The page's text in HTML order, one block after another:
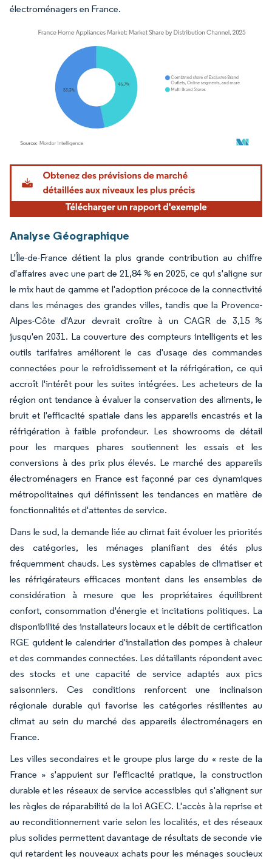
électroménagers en France.
Image © Mordor Intelligence. La réutilisation nécessite une attribution sous CC BY
Analyse Géographique
L'Île-de-France détient la plus grande contribution au chiffre
d'affaires avec une part de 21,84 % en 2025, ce qui s'aligne sur
le mix haut de gamme et l'adoption précoce de la connectivité
dans les ménages des grandes villes, tandis que la Provence-
Alpes-Côte d'Azur devrait croître à un CAGR de 3,15 %
jusqu'en 2031. La couverture des compteurs intelligents et les
outils tarifaires améliorent le cas d'usage des commandes
connectées pour le refroidissement et la réfrigération, ce qui
accroît l'intérêt pour les suites intégrées. Les acheteurs de la
région ont tendance à évaluer la conservation des aliments, le
bruit et l'efficacité spatiale dans les appareils encastrés et la
réfrigération à faible profondeur. Les showrooms de détail
pour les marques phares soutiennent les essais et les
conversions à des prix plus élevés. Le marché des appareils
électroménagers en France est façonné par ces dynamiques
métropolitaines qui définissent les tendances en matière de
fonctionnalités et d'attentes de service.
Dans le sud, la demande liée au climat fait évoluer les priorités
des catégories, les ménages planifiant des étés plus
fréquemment chauds. Les systèmes capables de climatiser et
les réfrigérateurs efficaces montent dans les ensembles de
considération à mesure que les propriétaires équilibrent
confort, consommation d'énergie et incitations politiques. La
disponibilité des installateurs locaux et le débit de certification
RGE guident le calendrier d'installation des pompes à chaleur
et des commandes connectées. Les détaillants répondent avec
des stocks et une capacité de service adaptés aux pics
saisonniers. Ces conditions renforcent une inclinaison
régionale durable qui favorise les catégories résilientes au
climat au sein du marché des appareils électroménagers en
France.
Les villes secondaires et le groupe plus large du « reste de la
France » s'appuient sur l'efficacité pratique, la construction
durable et les réseaux de service accessibles qui s'alignent sur
les règles de réparabilité de la loi AGEC. L'accès à la reprise et
au reconditionnement varie selon les localités, et des réseaux
plus solides permettent davantage de résultats de seconde vie
qui retardent les nouveaux achats pour les ménages soucieux